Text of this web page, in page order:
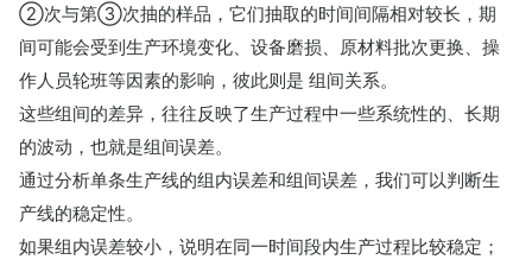
②次与第③次抽的样品，它们抽取的时间间隔相对较长，期
间可能会受到生产环境变化、设备磨损、原材料批次更换、操
作人员轮班等因素的影响，彼此则是 组间关系。
这些组间的差异，往往反映了生产过程中一些系统性的、长期
的波动，也就是组间误差。
通过分析单条生产线的组内误差和组间误差，我们可以判断生
产线的稳定性。
如果组内误差较小，说明在同一时间段内生产过程比较稳定；